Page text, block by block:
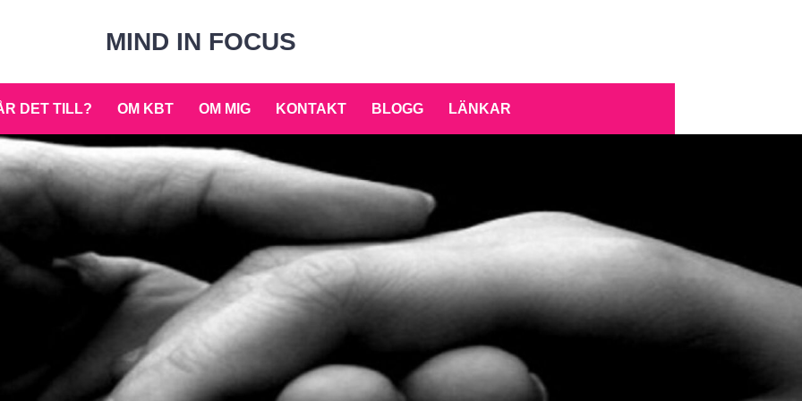
MIND IN FOCUS
DET TILL? OM KBT OM MIG KONTAKT BLOGG LÄNKAR